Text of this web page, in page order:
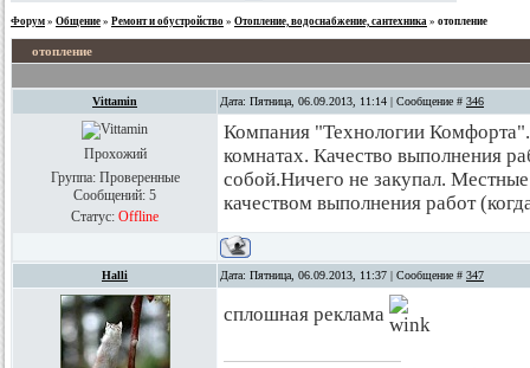
Форум » Общение » Ремонт и обустройство » Отопление, водоснабжение, сантехника » отопление
отопление
Vittamin Дата: Пятница, 06.09.2013, 11:14 | Сообщение # 346
Прохожий
Группа: Проверенные
Сообщений: 5
Статус: Offline
Компания "Технологии
комнатах. Качество выполнения
собой.Ничего не закупал.
качеством выполнения работ
Halli Дата: Пятница, 06.09.2013, 11:37 | Сообщение # 347
сплошная реклама